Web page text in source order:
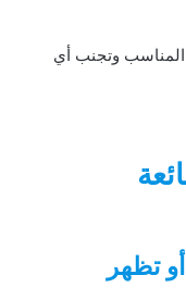
المناسب وتجنب أي
تظهر